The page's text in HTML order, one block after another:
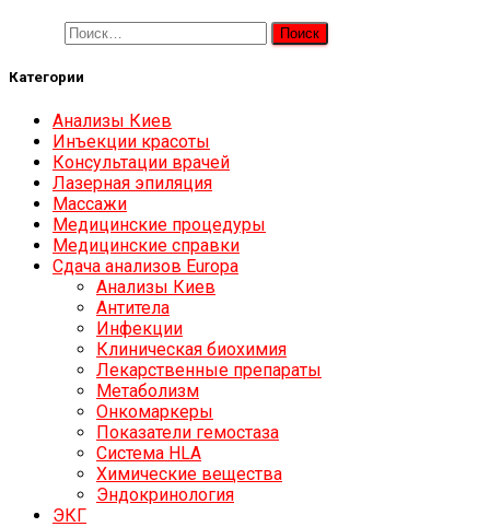
Категории
Анализы Киев
Инъекции красоты
Консультации врачей
Лазерная эпиляция
Массажи
Медицинские процедуры
Медицинские справки
Сдача анализов Europa
Анализы Киев
Антитела
Инфекции
Клиническая биохимия
Лекарственные препараты
Метаболизм
Онкомаркеры
Показатели гемостаза
Система HLA
Химические вещества
Эндокринология
ЭКГ